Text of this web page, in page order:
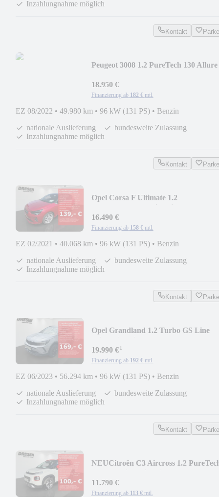
Inzahlungnahme möglich
Kontakt
Peugeot 3008 1.2 PureTech 130 Allure
18.950 €
Finanzierung ab 182 € mtl.
EZ 08/2022 • 49.980 km • 96 kW (131 PS) • Benzin
nationale Auslieferung
bundesweite Zulassung
Inzahlungnahme möglich
Kontakt
Opel Corsa F Ultimate 1.2
16.490 €
Finanzierung ab 158 € mtl.
EZ 02/2021 • 40.068 km • 96 kW (131 PS) • Benzin
nationale Auslieferung
bundesweite Zulassung
Inzahlungnahme möglich
Kontakt
Opel Grandland 1.2 Turbo GS Line
19.990 €¹
Finanzierung ab 192 € mtl.
EZ 06/2023 • 56.294 km • 96 kW (131 PS) • Benzin
nationale Auslieferung
bundesweite Zulassung
Inzahlungnahme möglich
Kontakt
NEUCitroën C3 Aircross 1.2
11.790 €
Finanzierung ab 113 € mtl.